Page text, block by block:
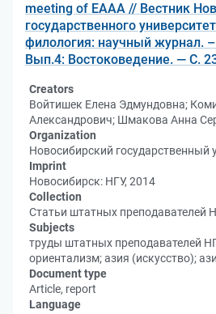
meeting of EAAA // Вестник
государственного
филология: научный журнал.
Вып.4: Востоковедение. — С.
Creators
Войтишек Елена Эдмундовна;
Александрович; Шмакова Анна
Organization
Новосибирский государственный
Imprint
Новосибирск: НГУ, 2014
Collection
Статьи штатных преподавателей
Subjects
труды штатных преподавателей
ориентализм; азия (искусство);
Document type
Article, report
Language